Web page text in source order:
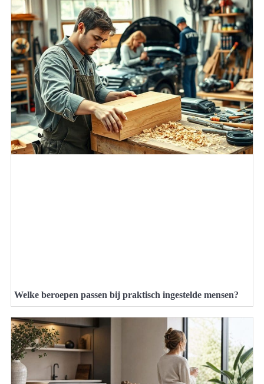
Welke beroepen passen bij praktisch ingestelde mensen?